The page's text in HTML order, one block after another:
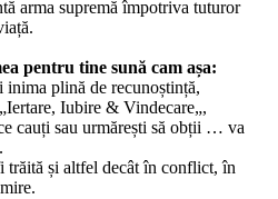
arma supremă împotriva tuturor
pentru tine sună cam așa:
inima plină de recunoștință,
Iubire & Vindecare„,
cauți sau urmărești să obții … va
trăită și altfel decât în conflict, în